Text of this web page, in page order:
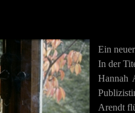
Ein
In der
Hannah
Arendt